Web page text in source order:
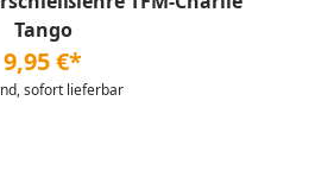
Tango
9,95 €*
sofort lieferbar